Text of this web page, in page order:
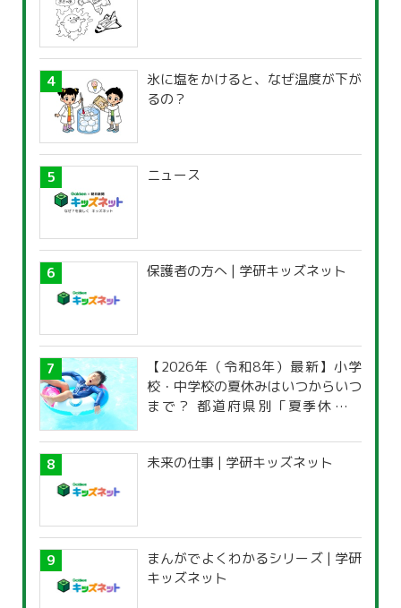
氷に塩をかけると、なぜ温度が下が
るの？
ニュース
保護者の方へ | 学研キッズネット
【2026年（令和8年）最新】小学
校・中学校の夏休みはいつからいつ
まで？ 都道府県別「夏季休暇一
未来の仕事 | 学研キッズネット
まんがでよくわかるシリーズ | 学研
キッズネット